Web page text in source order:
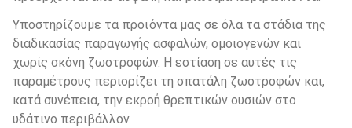
Υποστηρίζουμε τα προϊόντα μας σε όλα τα στάδια της
διαδικασίας παραγωγής ασφαλών, ομοιογενών και
χωρίς σκόνη ζωοτροφών. Η εστίαση σε αυτές τις
παραμέτρους περιορίζει τη σπατάλη ζωοτροφών και,
κατά συνέπεια, την εκροή θρεπτικών ουσιών στο
υδάτινο περιβάλλον.